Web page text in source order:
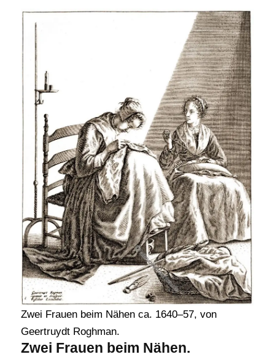
Zwei Frauen beim Nähen ca. 1640–57, von
Geertruydt Roghman.
Zwei Frauen beim Nähen.